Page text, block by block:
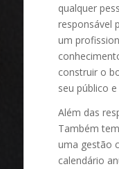
qualquer
responsável
um
construir o
seu público
Além das
Também
uma gestão
calendário